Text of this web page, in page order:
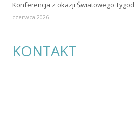
Konferencja z okazji Światowego
czerwca 2026
KONTAKT